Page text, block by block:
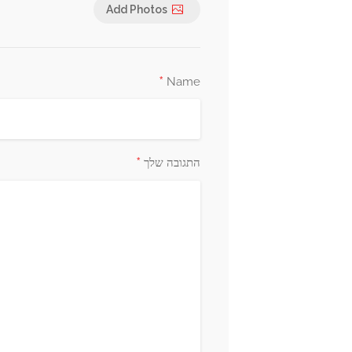
Add Photos
Name
*
התגובה שלך *